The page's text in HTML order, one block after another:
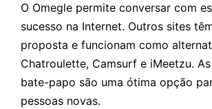
O Omegle permite conversar com
sucesso na Internet. Outros sites
proposta e funcionam como
Chatroulette, Camsurf e iMeetzu.
bate-papo são uma ótima opção
pessoas novas.